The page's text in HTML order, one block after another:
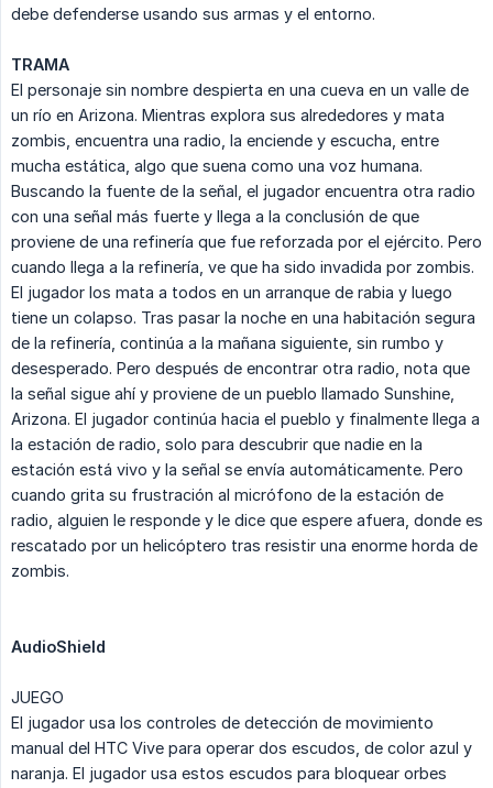
debe defenderse usando sus armas y el entorno.
TRAMA
El personaje sin nombre despierta en una cueva en un valle de
un río en Arizona. Mientras explora sus alrededores y mata
zombis, encuentra una radio, la enciende y escucha, entre
mucha estática, algo que suena como una voz humana.
Buscando la fuente de la señal, el jugador encuentra otra radio
con una señal más fuerte y llega a la conclusión de que
proviene de una refinería que fue reforzada por el ejército. Pero
cuando llega a la refinería, ve que ha sido invadida por zombis.
El jugador los mata a todos en un arranque de rabia y luego
tiene un colapso. Tras pasar la noche en una habitación segura
de la refinería, continúa a la mañana siguiente, sin rumbo y
desesperado. Pero después de encontrar otra radio, nota que
la señal sigue ahí y proviene de un pueblo llamado Sunshine,
Arizona. El jugador continúa hacia el pueblo y finalmente llega a
la estación de radio, solo para descubrir que nadie en la
estación está vivo y la señal se envía automáticamente. Pero
cuando grita su frustración al micrófono de la estación de
radio, alguien le responde y le dice que espere afuera, donde es
rescatado por un helicóptero tras resistir una enorme horda de
zombis.
AudioShield
JUEGO
El jugador usa los controles de detección de movimiento
manual del HTC Vive para operar dos escudos, de color azul y
naranja. El jugador usa estos escudos para bloquear orbes